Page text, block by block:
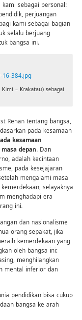
sebagai personal:
perjuangan
kami sebagai bagian
selalu berjuang
bangsa ini.
– Krakatau) sebagai
Renan tentang bangsa,
pada kesamaan
kesamaan
depan. Dan
adalah kecintaan
pada kesejajaran
mengalami masa
selayaknya
menghadapi era
ini.
dan nasionalisme
orang sepakat, jika
kemerdekaan yang
oleh bangsa ini:
menghilangkan
mental inferior dan
pendidikan bisa cukup
bangsa ke arah